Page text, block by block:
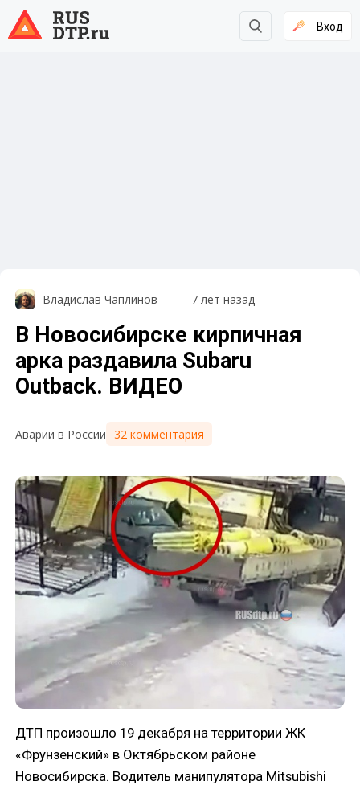
Вход
Владислав Чаплинов 7 лет назад
В Новосибирске кирпичная
арка раздавила Subaru
Outback. ВИДЕО
Аварии в России 32 комментария
ДТП произошло 19 декабря на территории ЖК
«Фрунзенский» в Октябрьском районе
Новосибирска. Водитель манипулятора Mitsubishi